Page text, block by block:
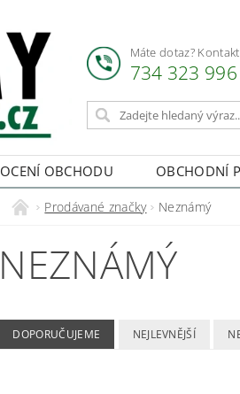
Máte dotaz?
734 323 996
OBCHODU OBCHODNÍ
Prodávané značky Neznámý
NEZNÁMÝ
DOPORUČUJEME NEJLEVNĚJŠÍ